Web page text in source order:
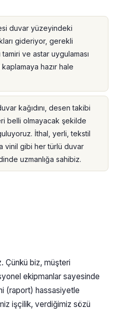
duvar yüzeyindeki
gideriyor, gerekli
tamiri ve astar uygulaması
hazır hale
kağıdını, desen takibi
belli olmayacak şekilde
İthal, yerli, tekstil
vinil gibi her türlü duvar
uzmanlığa sahibiz.
Çünkü biz, müşteri
ekipmanlar sayesinde
(raport) hassasiyetle
işçilik, verdiğimiz sözü